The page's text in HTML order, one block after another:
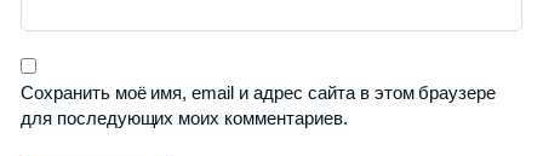
Сохранить моё имя, email и адрес сайта в этом браузере
для последующих моих комментариев.